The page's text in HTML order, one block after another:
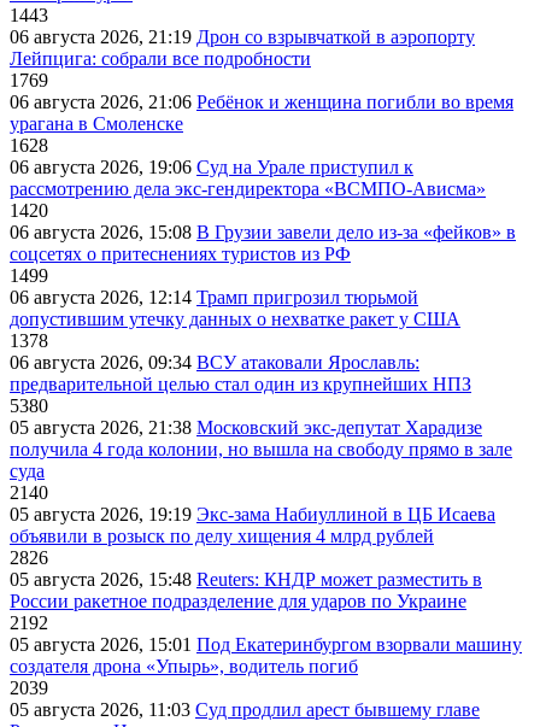
1443
06 августа 2026, 21:19 Дрон со взрывчаткой в аэропорту
Лейпцига: собрали все подробности
1769
06 августа 2026, 21:06 Ребёнок и женщина погибли во время
урагана в Смоленске
1628
06 августа 2026, 19:06 Суд на Урале приступил к
рассмотрению дела экс-гендиректора «ВСМПО-Ависма»
1420
06 августа 2026, 15:08 В Грузии завели дело из-за «фейков» в
соцсетях о притеснениях туристов из РФ
1499
06 августа 2026, 12:14 Трамп пригрозил тюрьмой
допустившим утечку данных о нехватке ракет у США
1378
06 августа 2026, 09:34 ВСУ атаковали Ярославль:
предварительной целью стал один из крупнейших НПЗ
5380
05 августа 2026, 21:38 Московский экс-депутат Харадизе
получила 4 года колонии, но вышла на свободу прямо в зале
суда
2140
05 августа 2026, 19:19 Экс-зама Набиуллиной в ЦБ Исаева
объявили в розыск по делу хищения 4 млрд рублей
2826
05 августа 2026, 15:48 Reuters: КНДР может разместить в
России ракетное подразделение для ударов по Украине
2192
05 августа 2026, 15:01 Под Екатеринбургом взорвали машину
создателя дрона «Упырь», водитель погиб
2039
05 августа 2026, 11:03 Суд продлил арест бывшему главе